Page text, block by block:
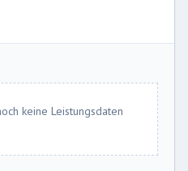
keine Leistungsdaten